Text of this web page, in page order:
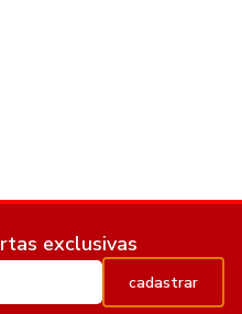
exclusivas
cadastrar